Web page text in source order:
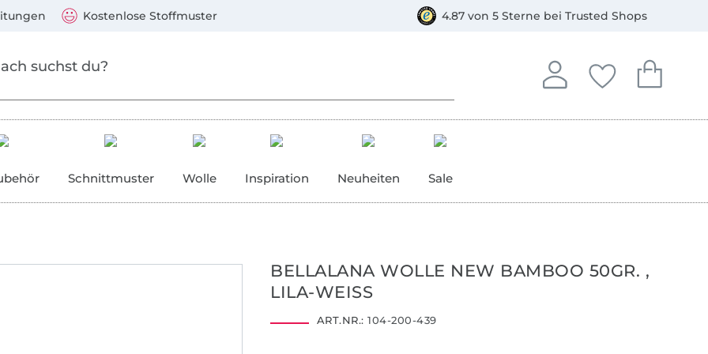
Kostenlose Stoffmuster 4.87 von 5 Sterne bei Trusted Shops
Anmelden
In deinem Konto
Deine
Du hast keine
Dein
Du hast
Schnittmuster Wolle Inspiration Neuheiten Sale
BELLALANA WOLLE NEW BAMBOO 50GR. ,
LILA-WEISS
ART.NR.: 104-200-439
Mastercard, PayPal, Giropay, Kauf auf Rechnung, Vorkasse